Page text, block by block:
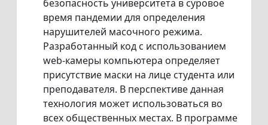
безопасность университета в суровое
время пандемии для определения
нарушителей масочного режима.
Разработанный код с использованием
web-камеры компьютера определяет
присутствие маски на лице студента или
преподавателя. В перспективе данная
технология может использоваться во
всех общественных местах. В программе